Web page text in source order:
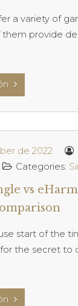
a variety of
provide
de 2022
Categories:
vs
start of the
the secret to